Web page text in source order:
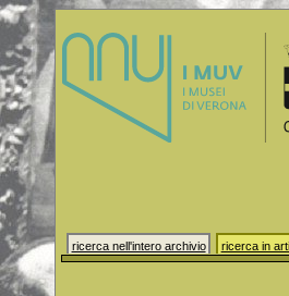
ricerca nell'intero archivio ricerca in